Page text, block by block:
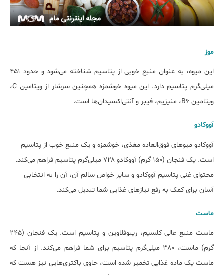
موز
این میوه، به عنوان منبع خوبی از پتاسیم شناخته می‌شود و حدود ۴۵۱
میلی‌گرم پتاسیم دارد. این میوه خوشمزه همچنین سرشار از ویتامین C،
ویتامین B6، منیزیم، فیبر و آنتی‌اکسیدان‌ها است.
آووکادو
آووکادو میوه‎ای فوق‌العاده مغذی، خوشمزه و یک منبع خوب از پتاسیم
است. یک فنجان (۱۵۰ گرم) آووکادو ۷۲۸ میلی‌گرم پتاسیم فراهم می‌کند.
محتوای غنی پتاسیم آووکادو و سایر خواص سالم آن، آن را به انتخابی
آسان برای کمک به رفع نیازهای غذایی شما تبدیل می‌کند.
ماست
ماست منبع عالی کلسیم، ریبوفلاوین و پتاسیم است. یک فنجان (۲۴۵
گرم) ماست، ۳۸۰ میلی‌گرم پتاسیم برای شما فراهم می‌کند. از آنجا که
ماست یک ماده غذایی تخمیر شده است، حاوی باکتری‌هایی نیز هست که